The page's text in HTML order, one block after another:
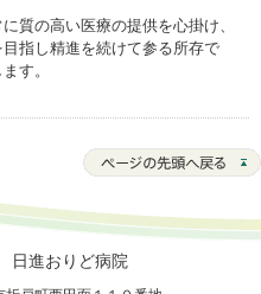
質の高い医療の提供を心掛け、
指し精進を続けて参る所存で
す。
進おりど病院